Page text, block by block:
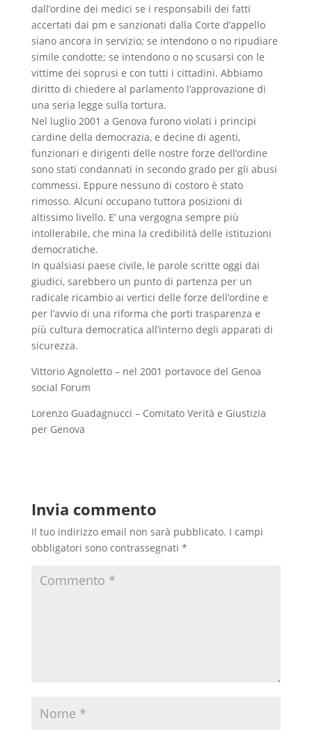
dall’ordine dei medici se i responsabili dei fatti
accertati dai pm e sanzionati dalla Corte d’appello
siano ancora in servizio; se intendono o no ripudiare
simile condotte; se intendono o no scusarsi con le
vittime dei soprusi e con tutti i cittadini. Abbiamo
diritto di chiedere al parlamento l’approvazione di
una seria legge sulla tortura.
Nel luglio 2001 a Genova furono violati i principi
cardine della democrazia, e decine di agenti,
funzionari e dirigenti delle nostre forze dell’ordine
sono stati condannati in secondo grado per gli abusi
commessi. Eppure nessuno di costoro è stato
rimosso. Alcuni occupano tuttora posizioni di
altissimo livello. E’ una vergogna sempre più
intollerabile, che mina la credibilità delle istituzioni
democratiche.
In qualsiasi paese civile, le parole scritte oggi dai
giudici, sarebbero un punto di partenza per un
radicale ricambio ai vertici delle forze dell’ordine e
per l’avvio di una riforma che porti trasparenza e
più cultura democratica all’interno degli apparati di
sicurezza.
Vittorio Agnoletto – nel 2001 portavoce del Genoa
social Forum
Lorenzo Guadagnucci – Comitato Verità e Giustizia
per Genova
Invia commento
Il tuo indirizzo email non sarà pubblicato. I campi
obbligatori sono contrassegnati *